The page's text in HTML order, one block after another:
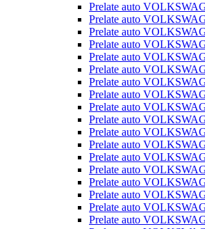
Prelate auto
Prelate auto
Prelate auto
Prelate auto
Prelate auto
Prelate auto
Prelate auto
Prelate auto
Prelate auto
Prelate auto
Prelate auto
Prelate auto
Prelate auto
Prelate auto
Prelate auto
Prelate auto
Prelate auto
Prelate auto